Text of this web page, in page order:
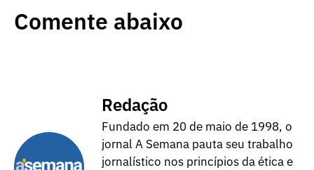
Comente abaixo
Redação
Fundado em 20 de maio de 1998, o
jornal A Semana pauta seu trabalho
jornalístico nos princípios da ética e